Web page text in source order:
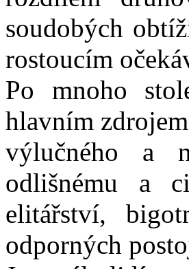
soudobých
rostoucím
Po mnoho
hlavním
výlučného a
odlišnému a
elitářství,
odporných